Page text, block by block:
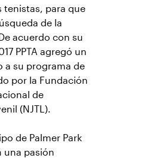
tenistas, para que
de la
acuerdo con su
PPTA agregó un
a su programa de
por la Fundación
de
(NJTL).
de Palmer Park
una pasión